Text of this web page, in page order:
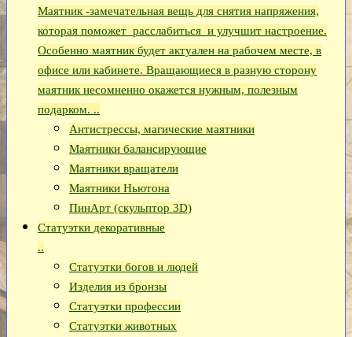
Маятник -замечательная вещь для снятия напряжения,
которая поможет расслабиться и улучшит настроение.
Особенно маятник будет актуален на рабочем месте, в
офисе или кабинете. Вращающиеся в разную сторону
маятник несомненно окажется нужным, полезным
подарком. ..
Антистрессы, магические маятники
Маятники балансирующие
Маятники вращатели
Маятники Ньютона
ПинАрт (скульптор 3D)
Статуэтки декоративные
..
Статуэтки богов и людей
Изделия из бронзы
Статуэтки профессии
Статуэтки животных